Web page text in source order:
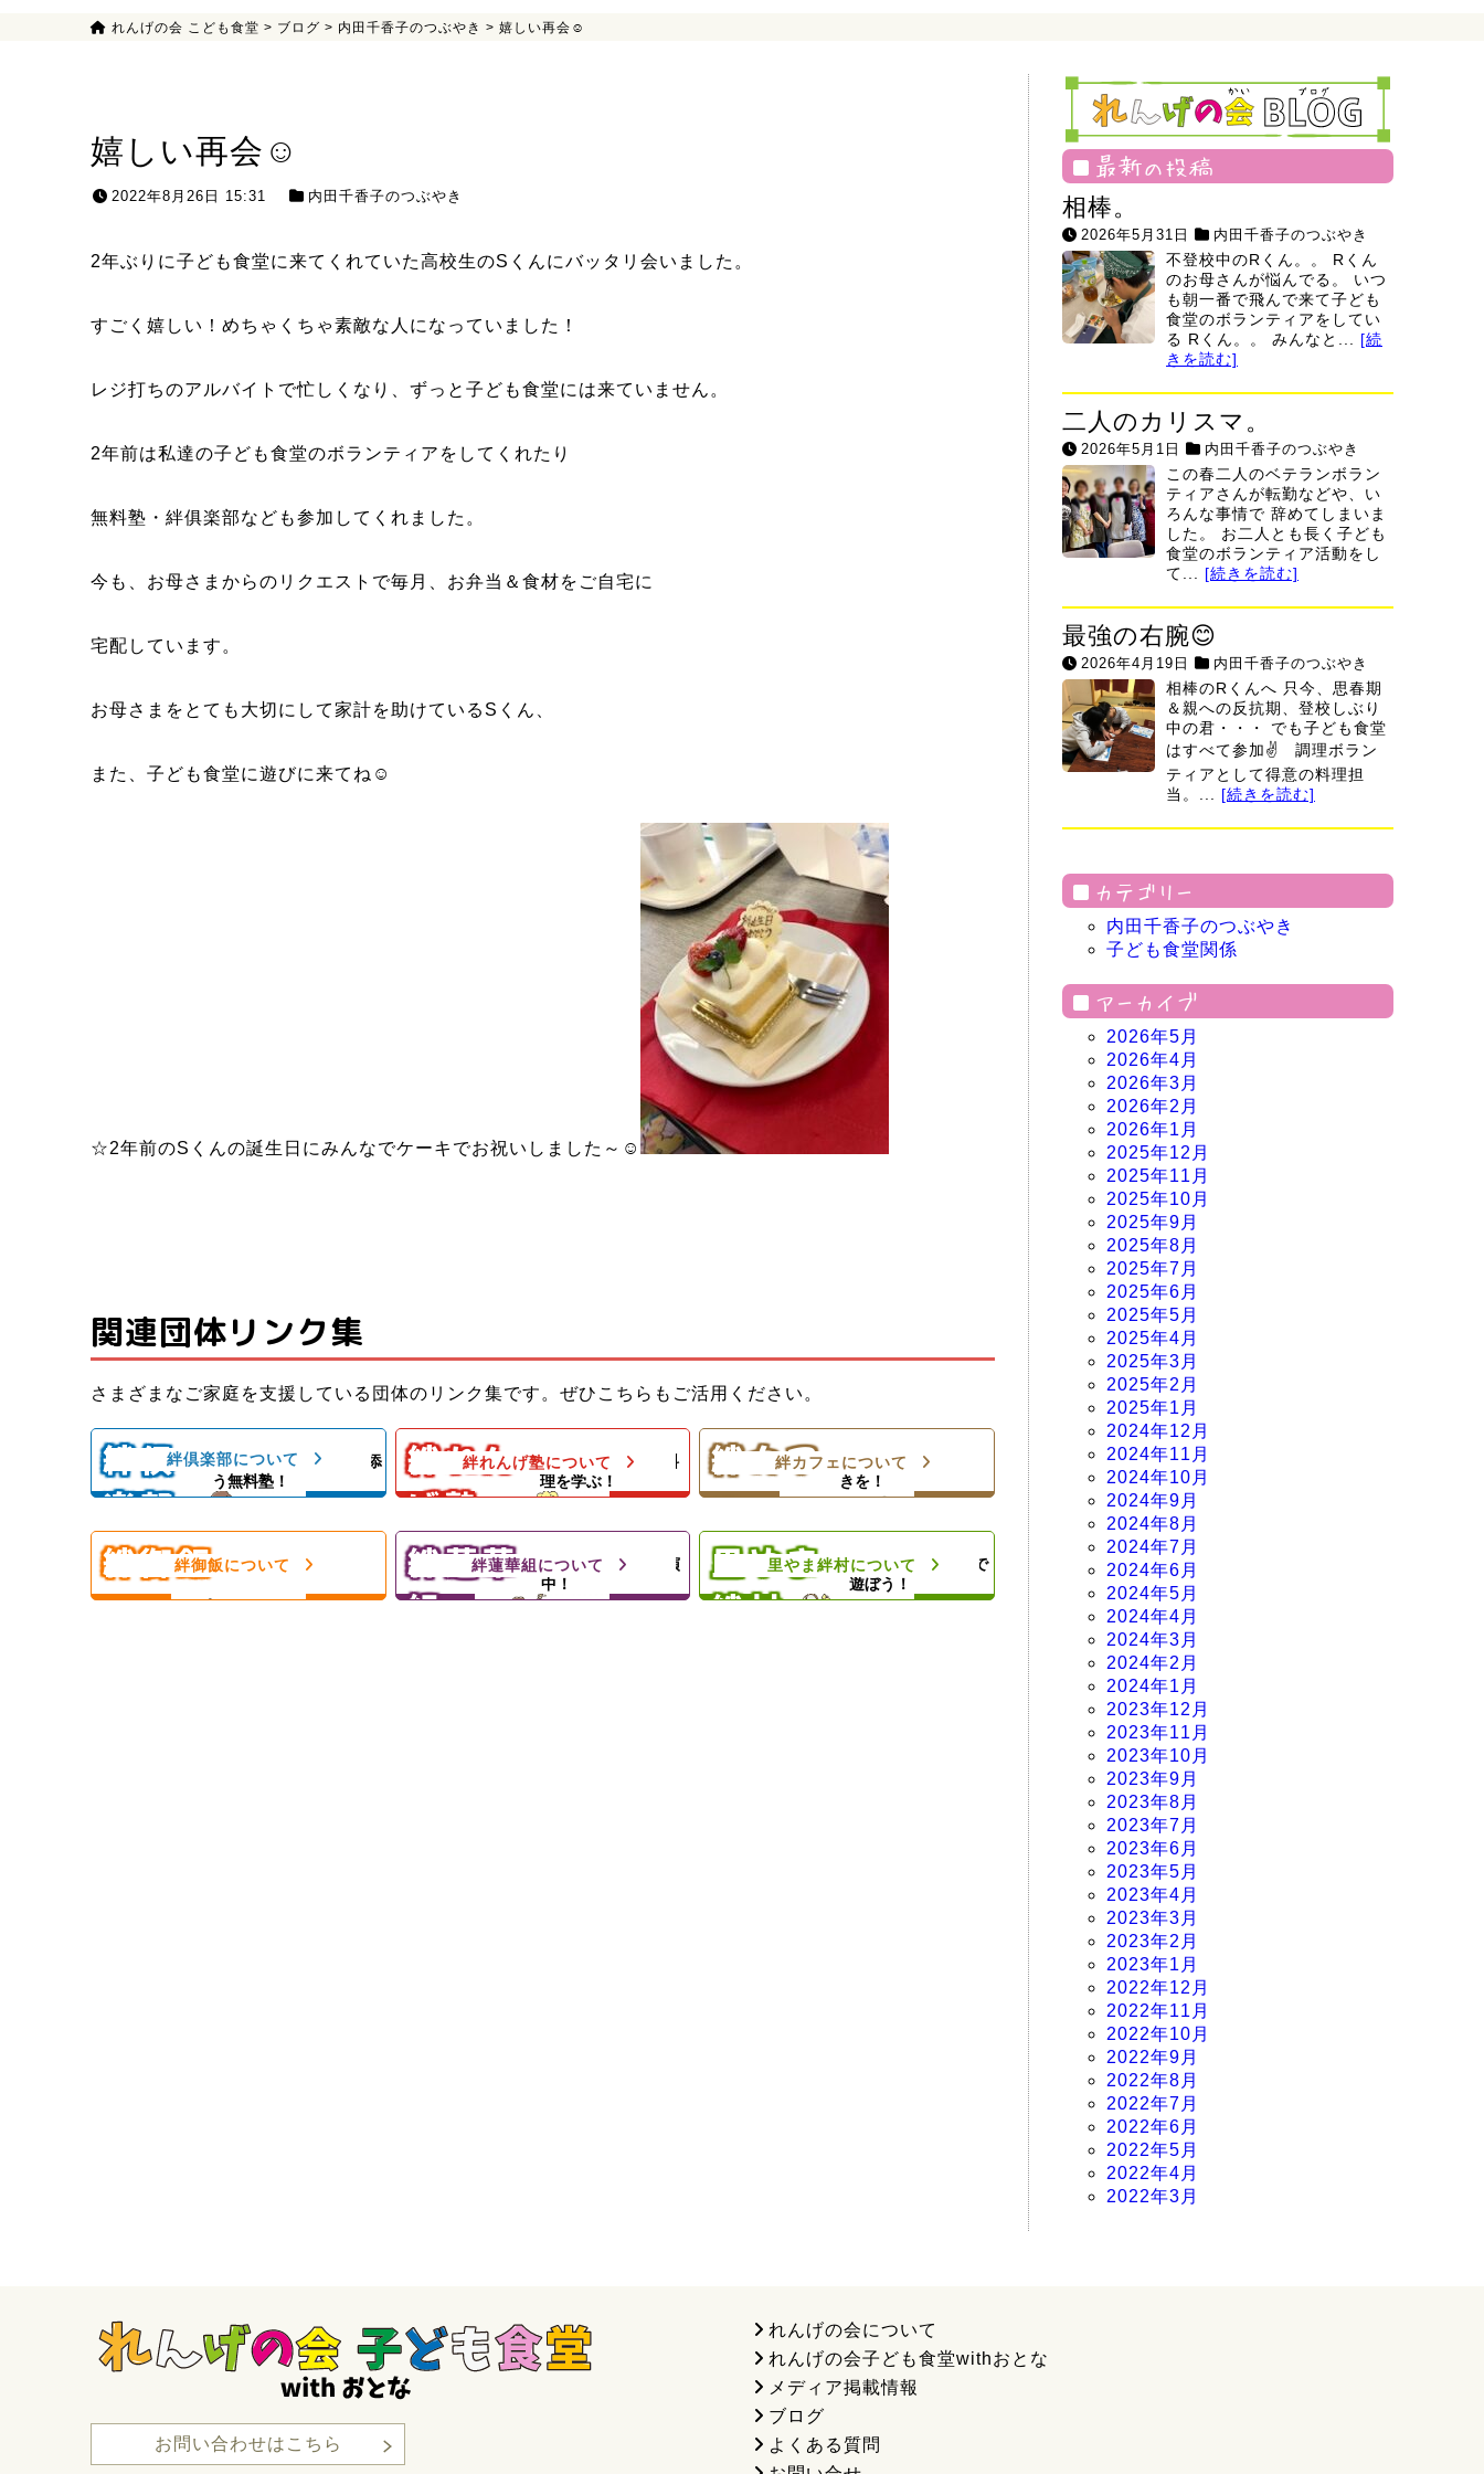
れんげの会 こども食堂 > ブログ > 内田千香子のつぶやき > 嬉しい再会☺
嬉しい再会☺
2022年8月26日 15:31 内田千香子のつぶやき
2年ぶりに子ども食堂に来てくれていた高校生のSくんにバッタリ会いました。
すごく嬉しい！めちゃくちゃ素敵な人になっていました！
レジ打ちのアルバイトで忙しくなり、ずっと子ども食堂には来ていません。
2年前は私達の子ども食堂のボランティアをしてくれたり
無料塾・絆俱楽部なども参加してくれました。
今も、お母さまからのリクエストで毎月、お弁当＆食材をご自宅に
宅配しています。
お母さまをとても大切にして家計を助けているSくん、
また、子ども食堂に遊びに来てね☺
☆2年前のSくんの誕生日にみんなでケーキでお祝いしました～☺
関連団体リンク集
さまざまなご家庭を支援している団体のリンク集です。ぜひこちらもご活用ください。
絆倶
楽部
子どもの気持ちに寄り添
う無料塾！
子どもたちと親御さんの居場所＆子
どもたちの成長を支える無料塾
絆倶楽部について
絆れん
げ塾
料理の基本や家庭料
理を学ぶ！
子ども料理教室でお母さんのお手伝
ども食堂
絆れんげ塾について
絆カフ
ェ
楽しい親子のひとと
きを！
ひとり親家庭のお母さんと子どもの
当）＆食材配布！
絆カフェについて
絆御飯フードパントリー！
ひとり親家庭、障がい者のいるご家
材配布で支援！
絆御飯について
絆蓮華
組
地域のお祭りに出演
中！
子ども食堂＆プロの先生によるダン
スレッスン。
んをサポート！
絆蓮華組について
里やま
絆村
思いきり太陽の下で
遊ぼう！
里やまの自然や農業体験、キャンプ
心の成長を支援します
里やま絆村について
最新の投稿
相棒。
2026年5月31日 内田千香子のつぶやき
不登校中のRくん。。 Rくん
のお母さんが悩んでる。 いつ
も朝一番で飛んで来て子ども
食堂のボランティアをしてい
る Rくん。。 みんなと... [続
きを読む]
二人のカリスマ。
2026年5月1日 内田千香子のつぶやき
この春二人のベテランボラン
ティアさんが転勤などや、い
ろんな事情で 辞めてしまいま
した。 お二人とも長く子ども
食堂のボランティア活動をし
て... [続きを読む]
最強の右腕😊
2026年4月19日 内田千香子のつぶやき
相棒のRくんへ 只今、思春期
＆親への反抗期、登校しぶり
中の君・・・ でも子ども食堂
はすべて参加✌ 調理ボラン
ティアとして得意の料理担
当。... [続きを読む]
カテゴリー
内田千香子のつぶやき
子ども食堂関係
アーカイブ
2026年5月
2026年4月
2026年3月
2026年2月
2026年1月
2025年12月
2025年11月
2025年10月
2025年9月
2025年8月
2025年7月
2025年6月
2025年5月
2025年4月
2025年3月
2025年2月
2025年1月
2024年12月
2024年11月
2024年10月
2024年9月
2024年8月
2024年7月
2024年6月
2024年5月
2024年4月
2024年3月
2024年2月
2024年1月
2023年12月
2023年11月
2023年10月
2023年9月
2023年8月
2023年7月
2023年6月
2023年5月
2023年4月
2023年3月
2023年2月
2023年1月
2022年12月
2022年11月
2022年10月
2022年9月
2022年8月
2022年7月
2022年6月
2022年5月
2022年4月
2022年3月
お問い合わせはこちら
れんげの会について
れんげの会子ども食堂withおとな
メディア掲載情報
ブログ
よくある質問